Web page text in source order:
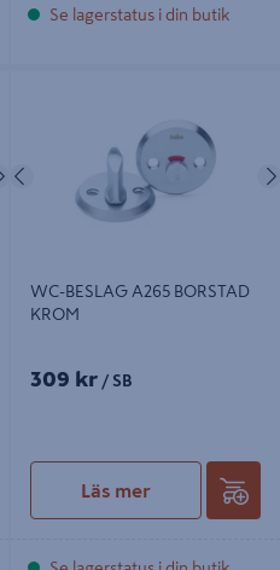
Se lagerstatus i din butik
NästaFöregående
WC-BESLAG A265 BORSTAD
KROM
309 kr / SB
Läs mer